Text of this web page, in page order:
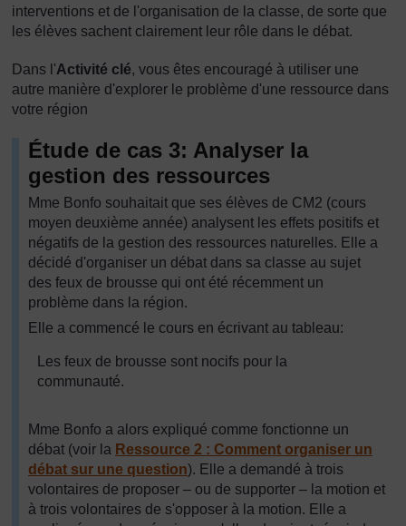
interventions et de l'organisation de la classe, de sorte que
les élèves sachent clairement leur rôle dans le débat.
Dans l'Activité clé, vous êtes encouragé à utiliser une
autre manière d'explorer le problème d'une ressource dans
votre région
Étude de cas 3: Analyser la
gestion des ressources
Mme Bonfo souhaitait que ses élèves de CM2 (cours
moyen deuxième année) analysent les effets positifs et
négatifs de la gestion des ressources naturelles. Elle a
décidé d'organiser un débat dans sa classe au sujet
des feux de brousse qui ont été récemment un
problème dans la région.
Elle a commencé le cours en écrivant au tableau:
Les feux de brousse sont nocifs pour la
communauté.
Mme Bonfo a alors expliqué comme fonctionne un
débat (voir la Ressource 2 : Comment organiser un
débat sur une question). Elle a demandé à trois
volontaires de proposer – ou de supporter – la motion et
à trois volontaires de s'opposer à la motion. Elle a